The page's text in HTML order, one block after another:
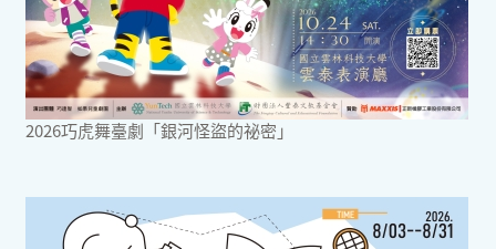
2026巧虎舞臺劇「銀河怪盜的祕密」